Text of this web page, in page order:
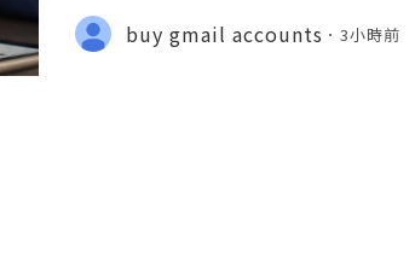
💲💫🌐✨💎Fast & Reliable 24/7
✨💎WhatsApp :+1 (506) 541-7768
buy gmail accounts 3小時前